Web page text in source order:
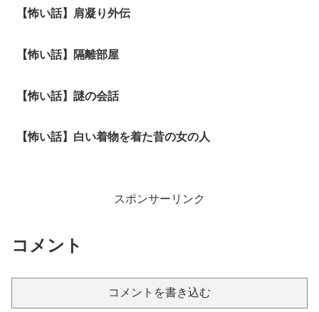
【怖い話】肩凝り外伝
【怖い話】隔離部屋
【怖い話】謎の会話
【怖い話】白い着物を着た昔の女の人
スポンサーリンク
コメント
コメントを書き込む